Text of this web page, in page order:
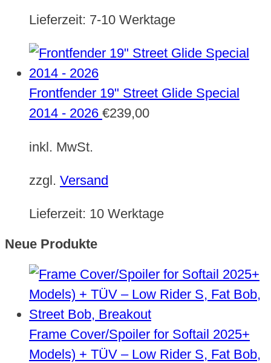
Lieferzeit: 7-10 Werktage
Frontfender 19" Street Glide Special
2014 - 2026 €239,00
inkl. MwSt.
zzgl. Versand
Lieferzeit: 10 Werktage
Neue Produkte
Frame Cover/Spoiler for Softail 2025+
Models) + TÜV – Low Rider S, Fat Bob,